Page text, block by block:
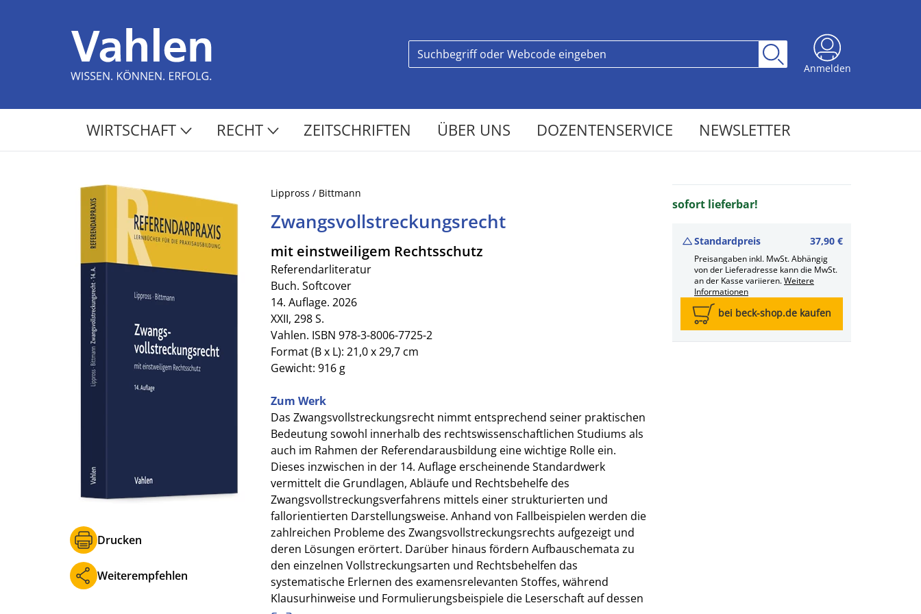
Anmelden
WIRTSCHAFT RECHT ZEITSCHRIFTEN ÜBER UNS DOZENTENSERVICE NEWSLETTER
Drucken
Weiterempfehlen
Lippross / Bittmann
Zwangsvollstreckungsrecht
mit einstweiligem Rechtsschutz
Referendarliteratur
Buch. Softcover
14. Auflage. 2026
XXII, 298 S.
Vahlen. ISBN 978-3-8006-7725-2
Format (B x L): 21,0 x 29,7 cm
Gewicht: 916 g
Zum Werk
Das Zwangsvollstreckungsrecht nimmt entsprechend seiner praktischen
Bedeutung sowohl innerhalb des rechtswissenschaftlichen Studiums als
auch im Rahmen der Referendarausbildung eine wichtige Rolle ein.
Dieses inzwischen in der 14. Auflage erscheinende Standardwerk
vermittelt die Grundlagen, Abläufe und Rechtsbehelfe des
Zwangsvollstreckungsverfahrens mittels einer strukturierten und
fallorientierten Darstellungsweise. Anhand von Fallbeispielen werden die
zahlreichen Probleme des Zwangsvollstreckungsrechts aufgezeigt und
deren Lösungen erörtert. Darüber hinaus fördern Aufbauschemata zu
den einzelnen Vollstreckungsarten und Rechtsbehelfen das
systematische Erlernen des examensrelevanten Stoffes, während
Klausurhinweise und Formulierungsbeispiele die Leserschaft auf dessen
sofort lieferbar!
Standardpreis 37,90 €
Preisangaben inkl. MwSt. Abhängig
von der Lieferadresse kann die MwSt.
an der Kasse variieren.Weitere
Informationen
bei beck-shop.de kaufen